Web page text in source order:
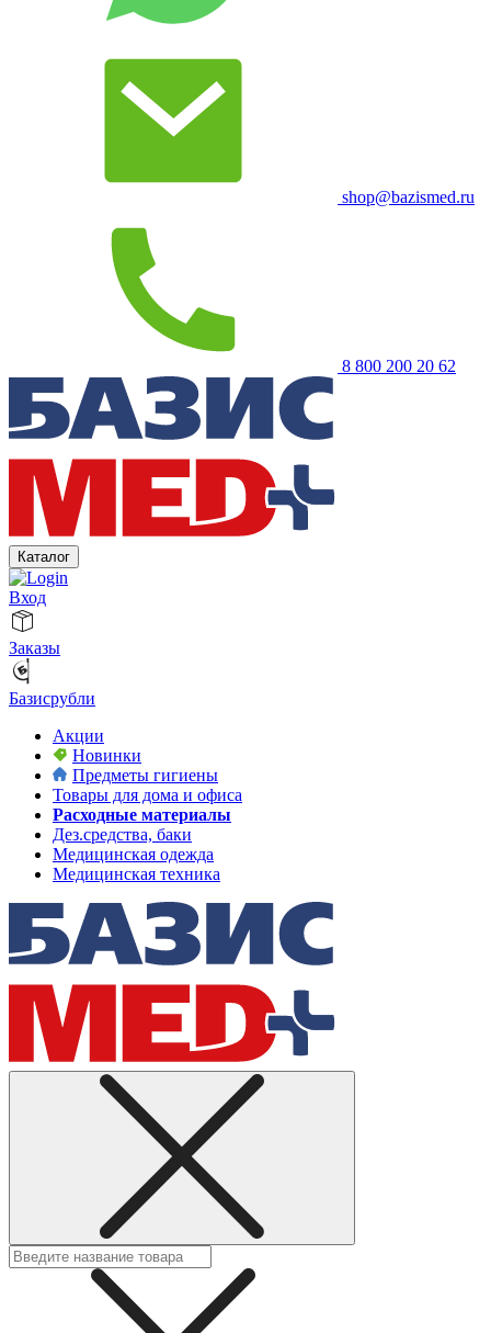
shop@bazismed.ru
8 800 200 20 62
Каталог
Вход
Заказы
Базисрубли
Акции
Новинки
Предметы гигиены
Товары для дома и офиса
Расходные материалы
Дез.средства, баки
Медицинская одежда
Медицинская техника